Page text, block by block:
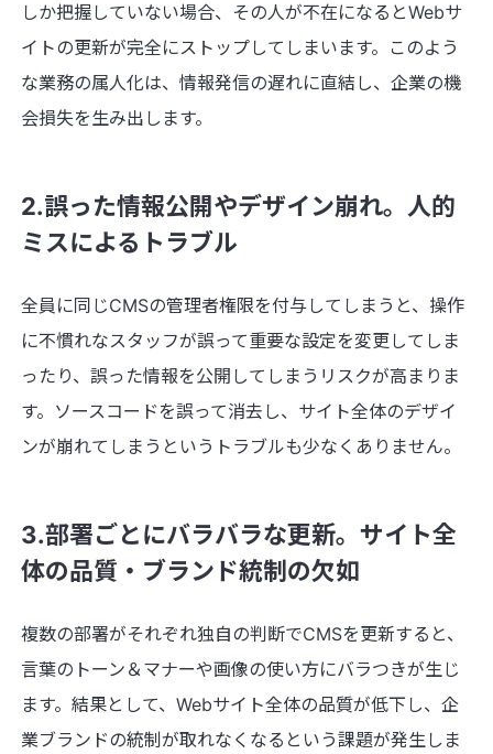
しか把握していない場合、その人が不在になるとWebサ
イトの更新が完全にストップしてしまいます。このよう
な業務の属人化は、情報発信の遅れに直結し、企業の機
会損失を生み出します。
2.誤った情報公開やデザイン崩れ。人的
ミスによるトラブル
全員に同じCMSの管理者権限を付与してしまうと、操作
に不慣れなスタッフが誤って重要な設定を変更してしま
ったり、誤った情報を公開してしまうリスクが高まりま
す。ソースコードを誤って消去し、サイト全体のデザイ
ンが崩れてしまうというトラブルも少なくありません。
3.部署ごとにバラバラな更新。サイト全
体の品質・ブランド統制の欠如
複数の部署がそれぞれ独自の判断でCMSを更新すると、
言葉のトーン＆マナーや画像の使い方にバラつきが生じ
ます。結果として、Webサイト全体の品質が低下し、企
業ブランドの統制が取れなくなるという課題が発生しま